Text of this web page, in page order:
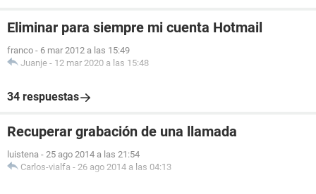
Eliminar para siempre mi cuenta Hotmail
franco - 6 mar 2012 a las 15:49
Juanje - 12 mar 2020 a las 15:48
34 respuestas
Recuperar grabación de una llamada
luistena - 25 ago 2014 a las 21:54
Carlos-vialfa - 26 ago 2014 a las 04:13